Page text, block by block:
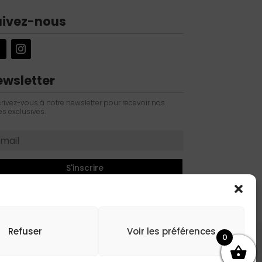
Refuser Voir les préférences
nous
vous à notre newsletter pour recevoir nos
exclusives.
S'inscrire
0